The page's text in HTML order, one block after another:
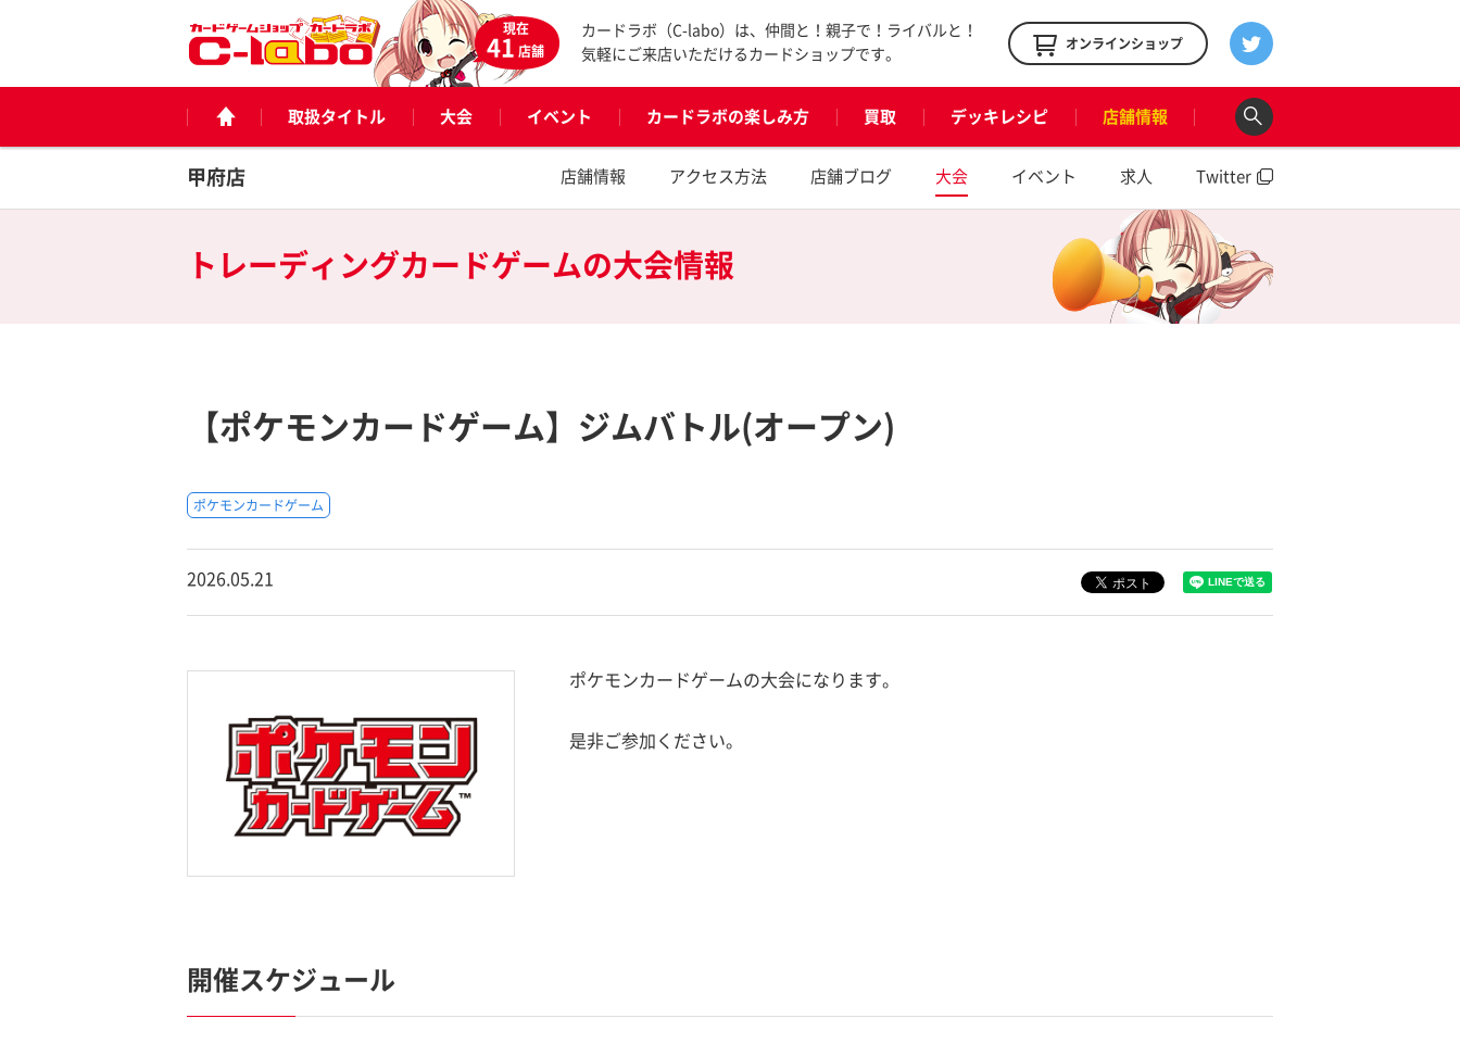
現在
41店舗
カードラボ（C-labo）は、仲間と！親子で！ライバルと！
気軽にご来店いただけるカードショップです。
オンラインショップ
取扱タイトル 大会 イベント カードラボの楽しみ方 買取 デッキレシピ 店舗情報
甲府店 店舗情報 アクセス方法 店舗ブログ 大会 イベント 求人 Twitter
トレーディングカードゲームの大会情報
【ポケモンカードゲーム】ジムバトル(オープン)
ポケモンカードゲーム
2026.05.21
ポケモンカードゲームの大会になります。
是非ご参加ください。
開催スケジュール